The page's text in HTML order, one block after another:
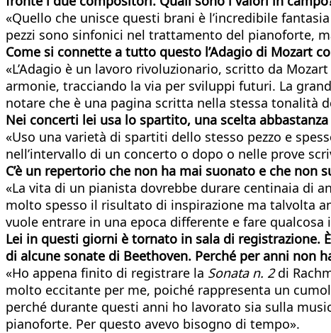
«Quello che unisce questi brani è l’incredibile
pezzi sono sinfonici nel trattamento del pianoforte,
Come si connette a tutto questo l’Adagio di Mozart
«L’Adagio è un lavoro rivoluzionario, scritto da
armonie, tracciando la via per sviluppi futuri. La
notare che è una pagina scritta nella stessa tonalità
Nei concerti lei usa lo spartito, una scelta abbastanza
«Uso una varietà di spartiti dello stesso pezzo e
nell’intervallo di un concerto o dopo o nelle prove
C’è un repertorio che non ha mai suonato e che non
«La vita di un pianista dovrebbe durare centinaia di
molto spesso il risultato di inspirazione ma talvolta
vuole entrare in una epoca differente e fare qualcosa
Lei in questi giorni è tornato in sala di registrazione.
di alcune sonate di Beethoven. Perché per anni non
«Ho appena finito di registrare la Sonata n. 2di
molto eccitante per me, poiché rappresenta un
perché durante questi anni ho lavorato sia sulla
pianoforte. Per questo avevo bisogno di tempo».